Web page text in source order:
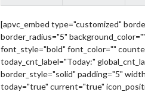
[apvc_embed type="customized"
border_radius="5"
font_style="bold" font_color=""
today_cnt_label="Today:"
border_style="solid" padding="5"
today="true" current="true"